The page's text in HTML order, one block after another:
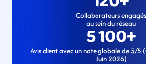
Collaborateurs engagés
au sein du réseau
5 100+
Avis client avec un note globale de 5/5
Juin 2026)